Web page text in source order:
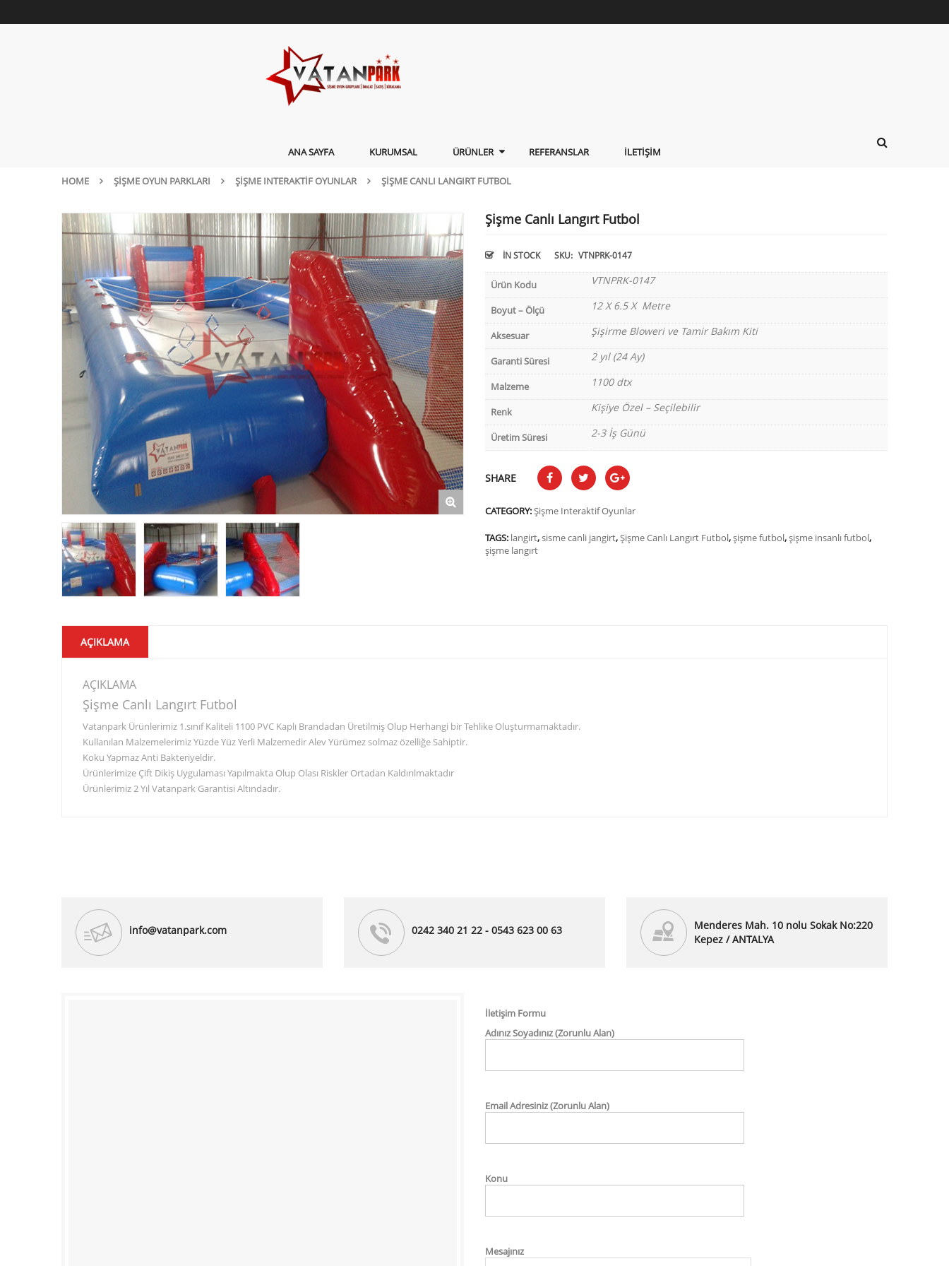
ANA SAYFA KURUMSAL ÜRÜNLER REFERANSLAR İLETIŞIM
HOME ŞIŞME OYUN PARKLARI ŞIŞME INTERAKTIF OYUNLAR ŞIŞME CANLI LANGIRT FUTBOL
Şişme Canlı Langırt Futbol
IN STOCK SKU: VTNPRK-0147
Ürün Kodu VTNPRK-0147
Boyut – Ölçü 12 X 6.5 X Metre
Aksesuar Şişirme Bloweri ve Tamir Bakım Kiti
Garanti Süresi 2 yıl (24 Ay)
Malzeme 1100 dtx
Renk Kişiye Özel – Seçilebilir
Üretim Süresi 2-3 İş Günü
SHARE
CATEGORY:Şişme Interaktif Oyunlar
TAGS: langirt,sisme canli jangirt,Şişme Canlı Langırt Futbol,şişme futbol,şişme insanlı futbol,
şişme langırt
AÇIKLAMA
AÇIKLAMA
Şişme Canlı Langırt Futbol
Vatanpark Ürünlerimiz 1.sınıf Kaliteli 1100 PVC Kaplı Brandadan Üretilmiş Olup Herhangi bir Tehlike Oluşturmamaktadır.
Kullanılan Malzemelerimiz Yüzde Yüz Yerli Malzemedir Alev Yürümez solmaz özelliğe Sahiptir.
Koku Yapmaz Anti Bakteriyeldir.
Ürünlerimize Çift Dikiş Uygulaması Yapılmakta Olup Olası Riskler Ortadan Kaldırılmaktadır
Ürünlerimiz 2 Yıl Vatanpark Garantisi Altındadır.
info@vatanpark.com 0242 340 21 22 - 0543 623 00 63
Menderes Mah. 10 nolu Sokak No:220
Kepez / ANTALYA
İletişim Formu
Adınız Soyadınız (Zorunlu Alan)
Email Adresiniz (Zorunlu Alan)
Konu
Mesajınız